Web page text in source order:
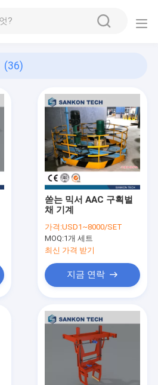
(36)
쏟는 믹서 AAC 구획벌
채 기계
가격:USD1~8000/SET
MOQ:1개 세트
최신 가격 받기
지금 연락